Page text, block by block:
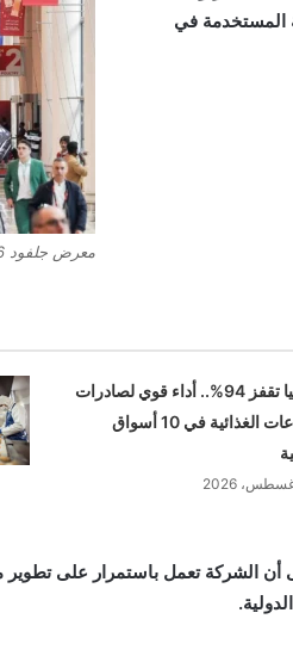
معرض جلفود 2026
المستخدمة في
إسبانيا تقفز 94%.. أداء قوي لصادرات
الصناعات الغذائية في 10 أسواق
أن الشركة تعمل باستمرار على تطوير